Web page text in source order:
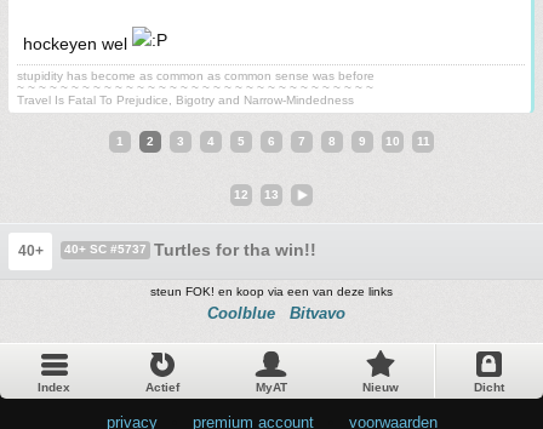
hockeyen wel
stupidity has become as common as common sense was before
~ ~ ~ ~ ~ ~ ~ ~ ~ ~ ~ ~ ~ ~ ~ ~ ~ ~ ~ ~ ~ ~ ~ ~ ~ ~ ~ ~ ~ ~ ~ ~ ~
Travel Is Fatal To Prejudice, Bigotry and Narrow-Mindedness
1 2 3 4 5 6 7 8 9 10 11
12 13
40+ 40+ SC #5737 Turtles for tha win!!
steun FOK! en koop via een van deze links
Coolblue Bitvavo
Index Actief MyAT Nieuw Dicht
privacy premium account voorwaarden